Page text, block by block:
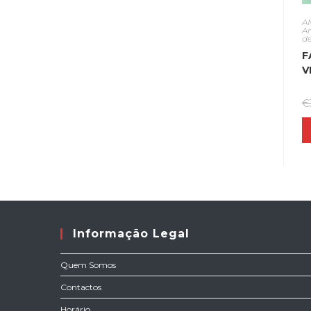
€
Informação Legal
Quem Somos
Contactos